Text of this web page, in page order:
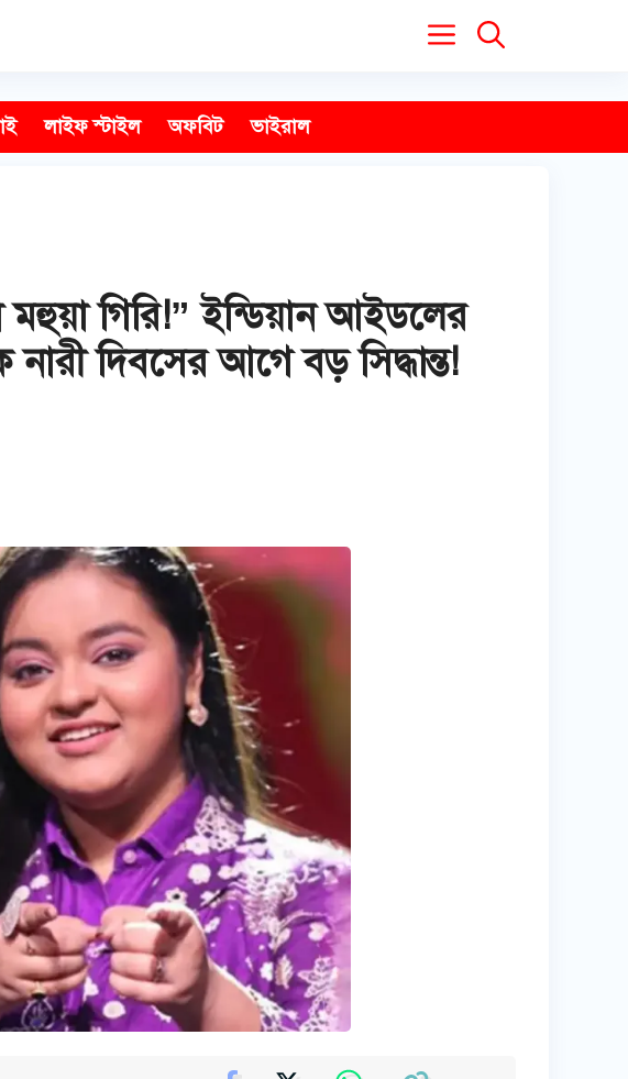
লাইফ স্টাইল অফবিট ভাইরাল
গিরি!” ইন্ডিয়ান আইডলের
দিবসের আগে বড় সিদ্ধান্ত!